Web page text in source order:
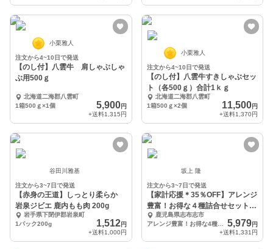
小栗雅人
注文から4~10日で発送
【のし付】八雲牛 肩しゃぶしゃ
ぶ用500ｇ
北海道二海郡八雲町
1箱500ｇ×1個
5,900円
+送料1,315円
小栗雅人
注文から4~10日で発送
【のし付】八雲牛すきしゃぶセッ
ト（各500ｇ）合計1ｋｇ
北海道二海郡八雲町
1箱500ｇ×2個
11,500円
+送料1,370円
谷田川雅基
注文から3~7日で発送
【赤身の王道】しっとり柔らか
岩泉ジビエ 鹿内もも肉 200g
岩手県下閉伊郡岩泉町
1パック200g
1,512円
+送料1,000円
坂上 隆
注文から3~7日で発送
【家計応援＊35％OFF】アレンジ
豊富！お得な４種詰合せセット
（1.1kg）
鹿児島県志布志市
アレンジ豊富！お得な4種詰合せセット（計1.1kg）
5,979円
+送料1,331円